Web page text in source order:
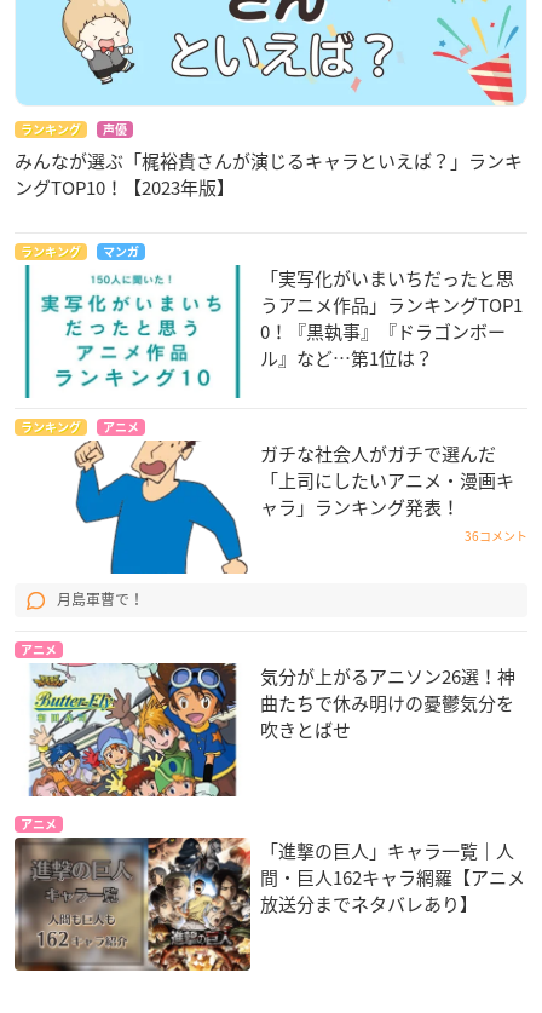
ランキング 声優
みんなが選ぶ「梶裕貴さんが演じるキャラといえば？」ランキ
ングTOP10！【2023年版】
ランキング マンガ
「実写化がいまいちだったと思
うアニメ作品」ランキングTOP1
0！『黒執事』『ドラゴンボー
ル』など…第1位は？
ランキング アニメ
ガチな社会人がガチで選んだ
「上司にしたいアニメ・漫画キ
ャラ」ランキング発表！
36コメント
月島軍曹で！
アニメ
気分が上がるアニソン26選！神
曲たちで休み明けの憂鬱気分を
吹きとばせ
アニメ
「進撃の巨人」キャラ一覧｜人
間・巨人162キャラ網羅【アニメ
放送分までネタバレあり】